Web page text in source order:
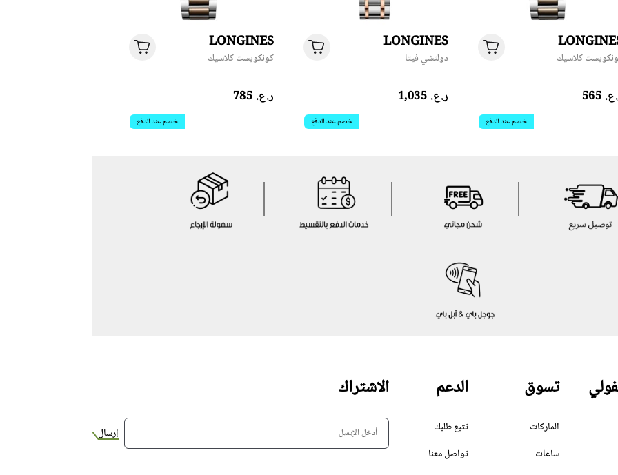
LONGINES
كونكويست كلاسيك
ر.ع.‏ 785
خصم عند الدفع
LONGINES
دولتشي فيتا
ر.ع.‏ 1,035
خصم عند الدفع
كلاسيك
565
خصم عند الدفع
تسوق
الماركات
ساعات
الدعم
تتبع طلبك
تواصل معنا
الاشتراك
إرسال